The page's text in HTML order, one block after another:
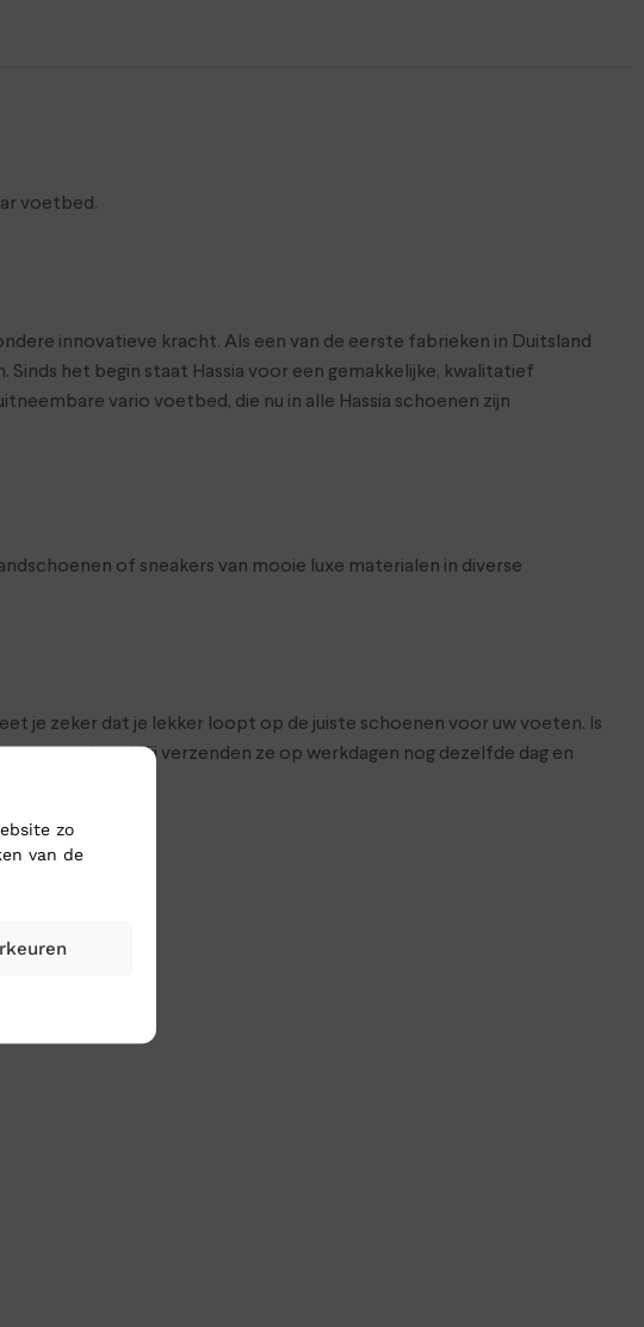
zo
van de
voetbed.
innovatieve kracht. Als een van de eerste fabrieken in Duitsland
het begin staat Hassia voor een gemakkelijke, kwalitatief
vario voetbed, die nu in alle Hassia schoenen zijn
of sneakers van mooie luxe materialen in diverse
je zeker dat je lekker loopt op de juiste schoenen voor uw voeten. Is
webshop. Wij verzenden ze op werkdagen nog dezelfde dag en